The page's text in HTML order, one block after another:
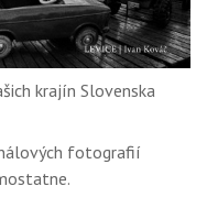
krajín Slovenska
fotografií